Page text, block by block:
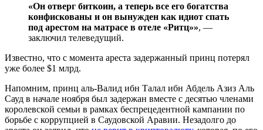
«Он отверг биткоин, а теперь все его богатства
конфискованы и он вынужден как идиот спать
под арестом на матрасе в отеле «Ритц»», —
заключил телеведущий.
Известно, что с момента ареста задержанный принц потерял
уже более $1 млрд.
Напомним, принц аль-Валид ибн Талал ибн Абдель Азиз Аль
Сауд в начале ноября был задержан вместе с десятью членами
королевской семьи в рамках беспрецедентной кампании по
борьбе с коррупцией в Саудовской Аравии. Незадолго до